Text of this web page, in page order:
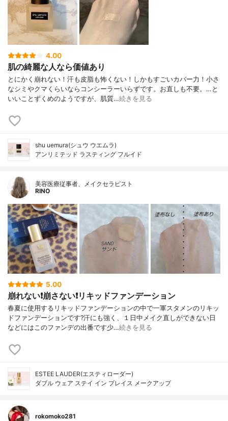
4.00
肌の綺麗な人なら価値あり
とにかく崩れない！汗も皮脂も怖くない！しかもすごいカバー力！小さ
なシミやクマくらいならコンシーラーいらずです。お直しも不要。…と
いいことずくめのようですが、肌質…続きを見る
shu uemura(シュウ ウエムラ)
アンリミテッド ラスティング フルイド
美容医療従事者、メイクセラピスト
RINO
5.00
崩れない❗️崩さない❗️リキッドファンデーション
春夏に使用するリキッドファンデーションの中で一軍スタメンのリキッ
ドファンデーションです?汗にも強く、１日中メイク直しができない日
などにはこのファンデの出番です少…続きを見る
ESTEE LAUDER(エスティローダー)
ダブル ウェア ステイ イン プレイス メークアップ
rokomoko281